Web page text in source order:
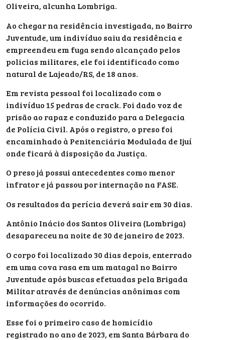
Oliveira, alcunha Lombriga.
Ao chegar na residência investigada, no Bairro
Juventude, um indivíduo saiu da residência e
empreendeu em fuga sendo alcançado pelos
policias militares, ele foi identificado como
natural de Lajeado/RS, de 18 anos.
Em revista pessoal foi localizado com o
indivíduo 15 pedras de crack. Foi dado voz de
prisão ao rapaz e conduzido para a Delegacia
de Polícia Civil. Após o registro, o preso foi
encaminhado à Penitenciária Modulada de Ijuí
onde ficará à disposição da Justiça.
O preso já possui antecedentes como menor
infrator e já passou por internação na FASE.
Os resultados da perícia deverá sair em 30 dias.
Antônio Inácio dos Santos Oliveira (Lombriga)
desapareceu na noite de 30 de janeiro de 2023.
O corpo foi localizado 30 dias depois, enterrado
em uma cova rasa em um matagal no Bairro
Juventude após buscas efetuadas pela Brigada
Militar através de denúncias anônimas com
informações do ocorrido.
Esse foi o primeiro caso de homicídio
registrado no ano de 2023, em Santa Bárbara do